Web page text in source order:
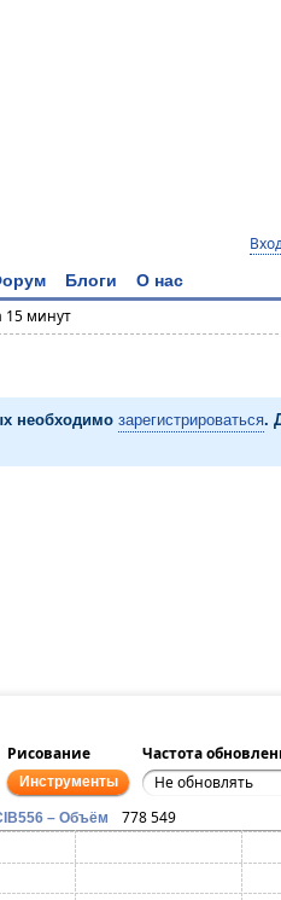
Блоги О нас
15 минут
необходимо зарегистрироваться.
Рисование
Частота
Инструменты Не обновлять
– Объём 778 549